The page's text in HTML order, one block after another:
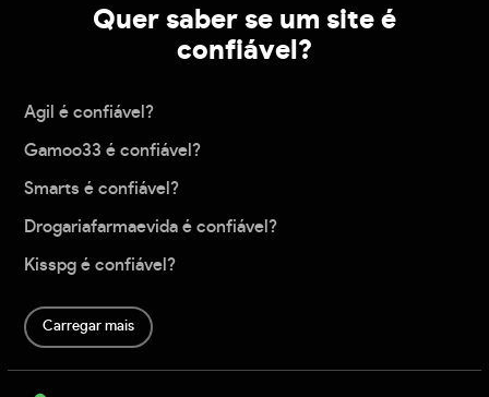
Quer saber se um site é
confiável?
Agil é confiável?
Gamoo33 é confiável?
Smarts é confiável?
Drogariafarmaevida é confiável?
Kisspg é confiável?
Carregar mais